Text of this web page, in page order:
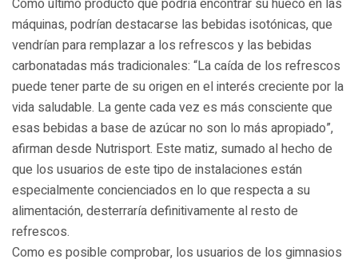
Como último producto que podría encontrar su hueco en las
máquinas, podrían destacarse las bebidas isotónicas, que
vendrían para remplazar a los refrescos y las bebidas
carbonatadas más tradicionales: “La caída de los refrescos
puede tener parte de su origen en el interés creciente por la
vida saludable. La gente cada vez es más consciente que
esas bebidas a base de azúcar no son lo más apropiado”,
afirman desde Nutrisport. Este matiz, sumado al hecho de
que los usuarios de este tipo de instalaciones están
especialmente concienciados en lo que respecta a su
alimentación, desterraría definitivamente al resto de
refrescos.
Como es posible comprobar, los usuarios de los gimnasios